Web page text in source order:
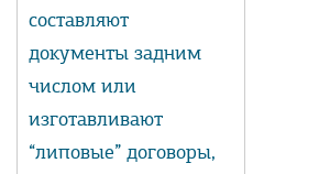
составляют
документы задним
числом или
изготавливают
“липовые” договоры,